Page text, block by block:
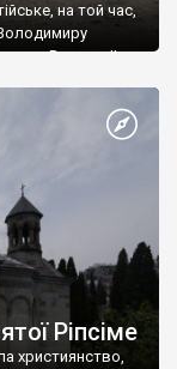
на той час,
Василю ІІ, та
християнином.
Таврійського
Ріпсіме
християнство,